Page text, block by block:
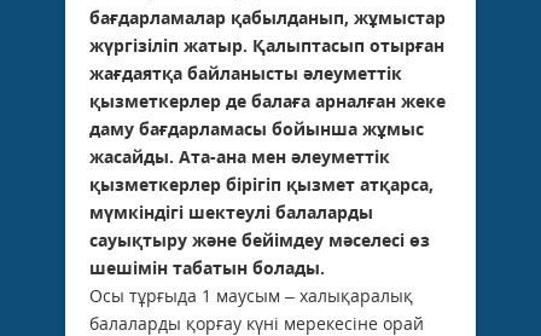
бағдарламалар қабылданып, жұмыстар
жүргізіліп жатыр. Қалыптасып отырған
жағдаятқа байланысты әлеуметтік
қызметкерлер де балаға арналған жеке
даму бағдарламасы бойынша жұмыс
жасайды. Ата-ана мен әлеуметтік
қызметкерлер бірігіп қызмет атқарса,
мүмкіндігі шектеулі балаларды
сауықтыру және бейімдеу мәселесі өз
шешімін табатын болады.
Осы тұрғыда 1 маусым – халық­аралық
балаларды қорғау күні мере­кесіне орай